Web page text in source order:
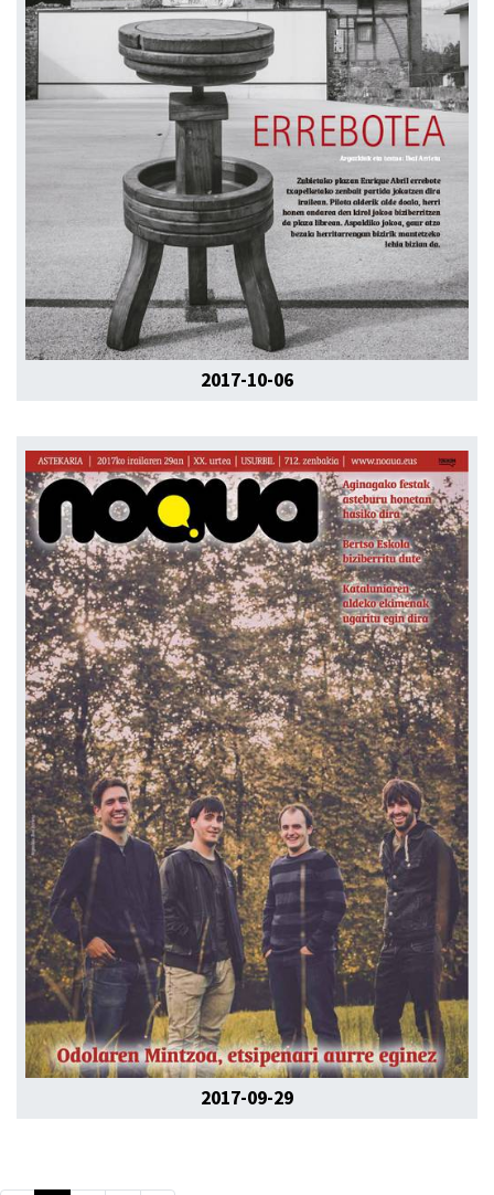
2017-10-06
2017-09-29